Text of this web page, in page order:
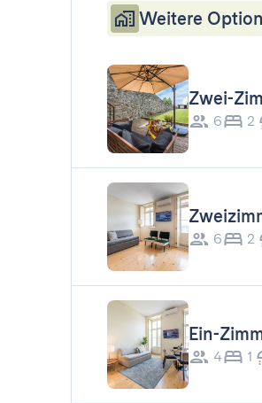
Weitere
Zwei-
6 2
6 2
Ein-
4 1